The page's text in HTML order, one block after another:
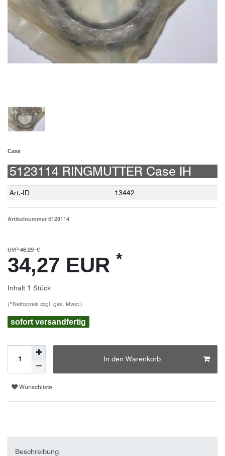
Case
5123114 RINGMUTTER Case IH
Technisches
Wert
Art.-ID 13442
Artikelnummer 5123114
UVP 46,29 €
34,27 EUR *
Inhalt 1 Stück
(*Nettopreis zzgl. ges. Mwst.)
sofort versandfertig
In den Warenkorb
Wunschliste
Beschreibung